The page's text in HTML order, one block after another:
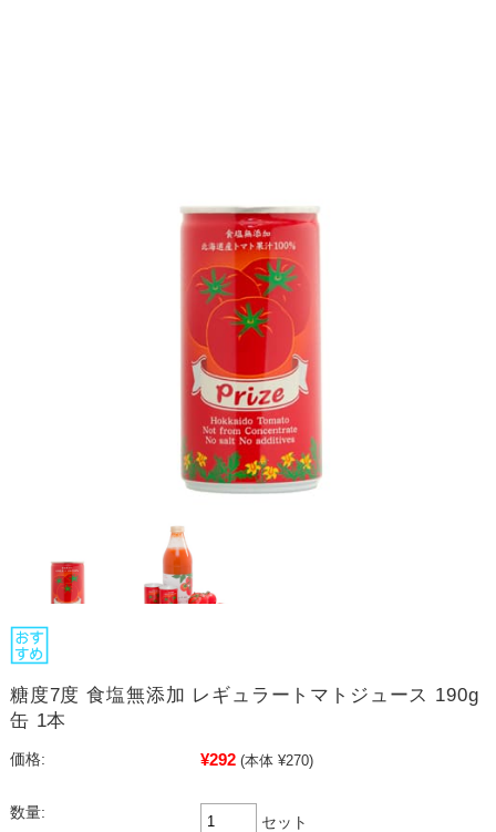
糖度7度 食塩無添加 レギュラートマトジュース 190g
缶 1本
価格: ¥292 (本体 ¥270)
数量:
セット